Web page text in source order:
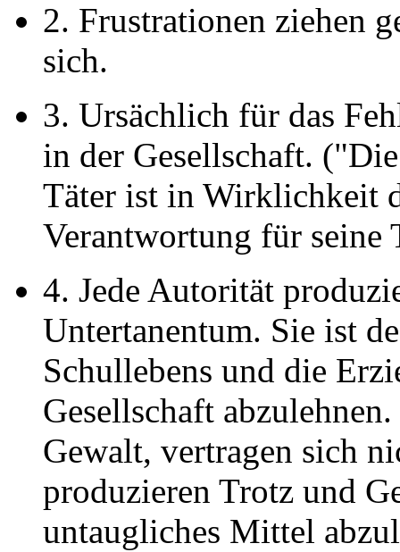
2. Frustrationen ziehen
sich.
3. Ursächlich für das
in der Gesellschaft.
Täter ist in Wirklichkeit
Verantwortung für seine
4. Jede Autorität
Untertanentum. Sie ist
Schullebens und die
Gesellschaft
Gewalt, vertragen sich
produzieren Trotz und
untaugliches Mittel